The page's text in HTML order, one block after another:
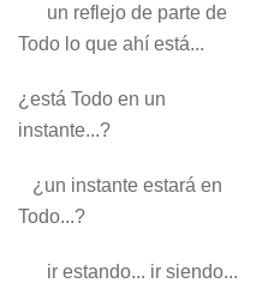
un reflejo de parte de
Todo lo que ahí está...
¿está Todo en un
instante...?
¿un instante estará en
Todo...?
ir estando... ir siendo...